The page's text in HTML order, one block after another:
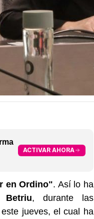
ACTIVAR AHORA
en Ordino". Así lo ha
, durante las
jueves, el cual ha